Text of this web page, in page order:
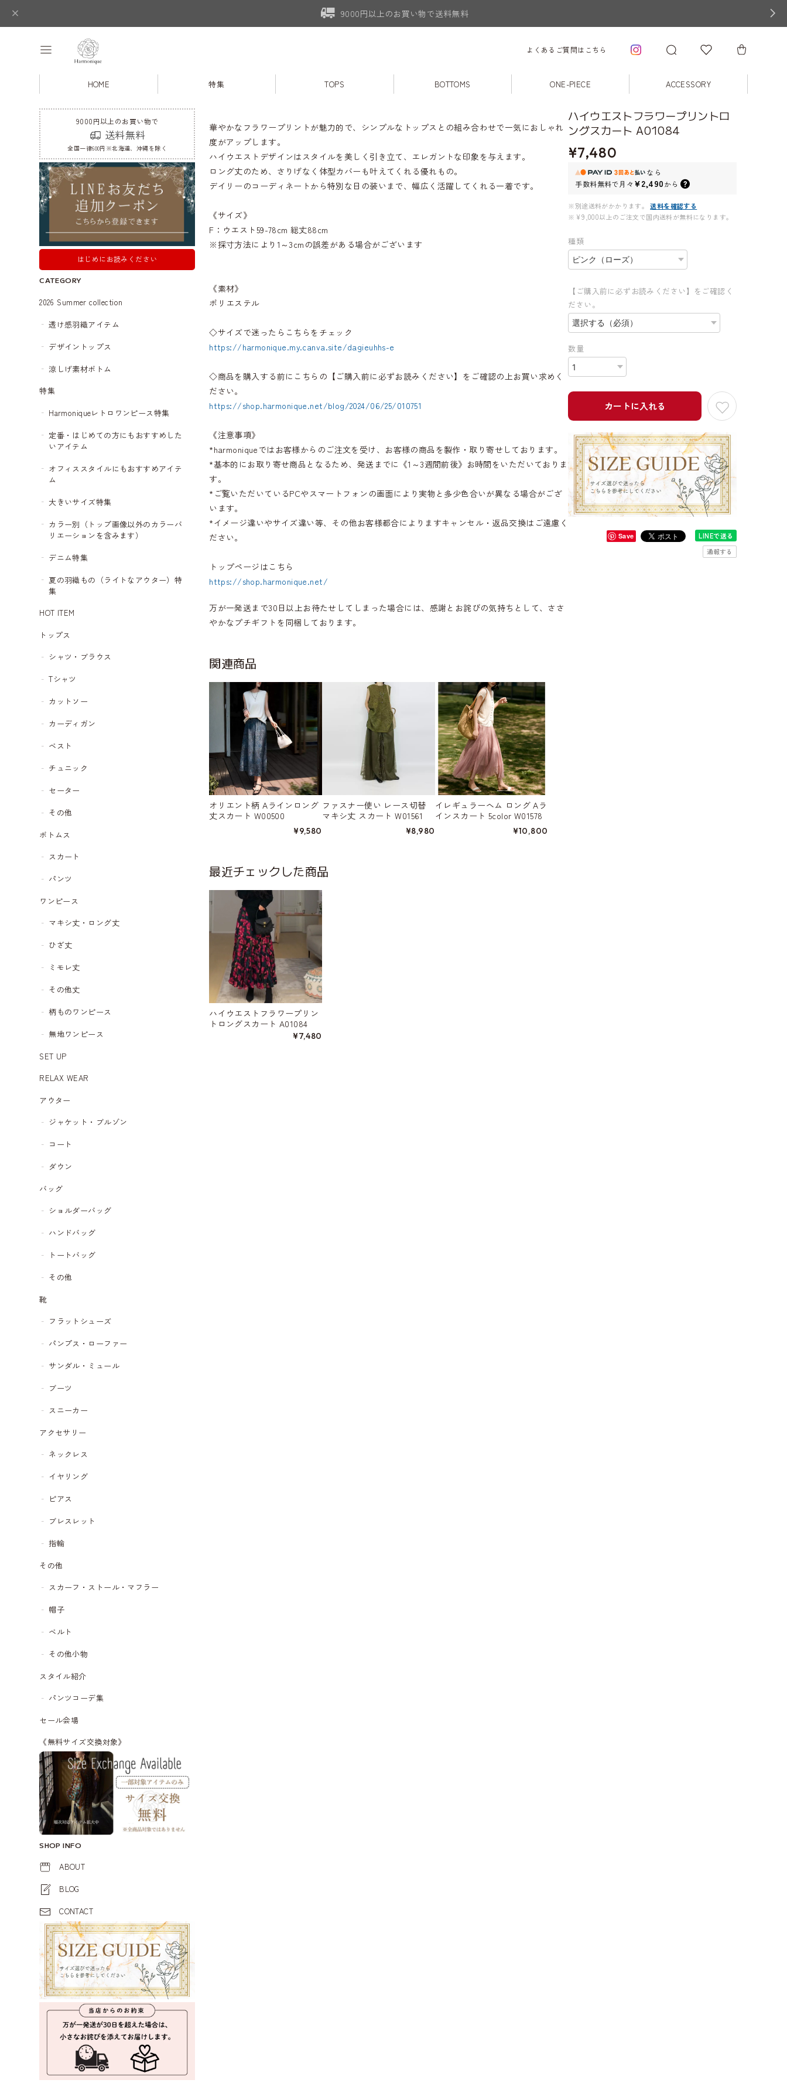
9000円以上のお買い物で送料無料
よくあるご質問はこちら
HOME 特集 TOPS BOTTOMS ONE-PIECE ACCESSORY
9000円以上のお買い物で
送料無料
全国一律600円※北海道、沖縄を除く
はじめにお読みください
CATEGORY
2026 Summer collection
透け感羽織アイテム
デザイントップス
涼しげ素材ボトム
特集
Harmoniqueレトロワンピース特集
定番・はじめての方にもおすすめした
いアイテム
オフィススタイルにもおすすめアイテ
ム
大きいサイズ特集
カラー別（トップ画像以外のカラーバ
リエーションを含みます）
デニム特集
夏の羽織もの（ライトなアウター）特
集
HOT ITEM
トップス
シャツ・ブラウス
Tシャツ
カットソー
カーディガン
ベスト
チュニック
セーター
その他
ボトムス
スカート
パンツ
ワンピース
マキシ丈・ロング丈
ひざ丈
ミモレ丈
その他丈
柄ものワンピース
無地ワンピース
SET UP
RELAX WEAR
アウター
ジャケット・ブルゾン
コート
ダウン
バッグ
ショルダーバッグ
ハンドバッグ
トートバッグ
その他
靴
フラットシューズ
パンプス・ローファー
サンダル・ミュール
ブーツ
スニーカー
アクセサリー
ネックレス
イヤリング
ピアス
ブレスレット
指輪
その他
スカーフ・ストール・マフラー
帽子
ベルト
その他小物
スタイル紹介
パンツコーデ集
セール会場
《無料サイズ交換対象》
SHOP INFO
ABOUT
BLOG
CONTACT
華やかなフラワープリントが魅力的で、シンプルなトップスとの組み合わせで一気におしゃれ
度がアップします。
ハイウエストデザインはスタイルを美しく引き立て、エレガントな印象を与えます。
ロング丈のため、さりげなく体型カバーも叶えてくれる優れもの。
デイリーのコーディネートから特別な日の装いまで、幅広く活躍してくれる一着です。
《サイズ》
F：ウエスト59-78cm 総丈88cm
※採寸方法により1～3cmの誤差がある場合がございます
《素材》
ポリエステル
◇サイズで迷ったらこちらをチェック
https://harmonique.my.canva.site/dagieuhhs-e
◇商品を購入する前にこちらの【ご購入前に必ずお読みください】をご確認の上お買い求めく
ださい。
https://shop.harmonique.net/blog/2024/06/25/010751
《注意事項》
*harmoniqueではお客様からのご注文を受け、お客様の商品を製作・取り寄せしております。
*基本的にお取り寄せ商品となるため、発送までに《1～3週間前後》お時間をいただいておりま
す。
*ご覧いただいているPCやスマートフォンの画面により実物と多少色合いが異なる場合がござ
います。
*イメージ違いやサイズ違い等、その他お客様都合によりますキャンセル・返品交換はご遠慮く
ださい。
トップページはこちら
https://shop.harmonique.net/
ハイウエストフラワープリントロ
ングスカート A01084
¥7,480
なら
手数料無料で月々 ¥2,490から
※別途送料がかかります。
送料を確認する
※¥9,000以上のご注文で国内送料が無料になります。
種類
【ご購入前に必ずお読みください】をご確認く
ださい。
数量
カートに入れる
Save
LINEで送る
通報する
万が一発送まで30日以上お待たせしてしまった場合には、感謝とお詫びの気持ちとして、ささ
やかなプチギフトを同梱しております。
関連商品
オリエント柄 Aラインロング
丈スカート W00500
¥9,580
ファスナー使い レース切替
マキシ丈 スカート W01561
¥8,980
イレギュラーヘム ロング Aラ
インスカート 5color W01578
¥10,800
最近チェックした商品
ハイウエストフラワープリン
トロングスカート A01084
¥7,480